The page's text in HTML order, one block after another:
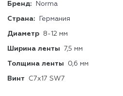
Бренд: Norma
Страна: Германия
Диаметр 8-12 мм
Ширина ленты 7,5 мм
Толщина ленты 0,6 мм
Винт C7x17 SW7